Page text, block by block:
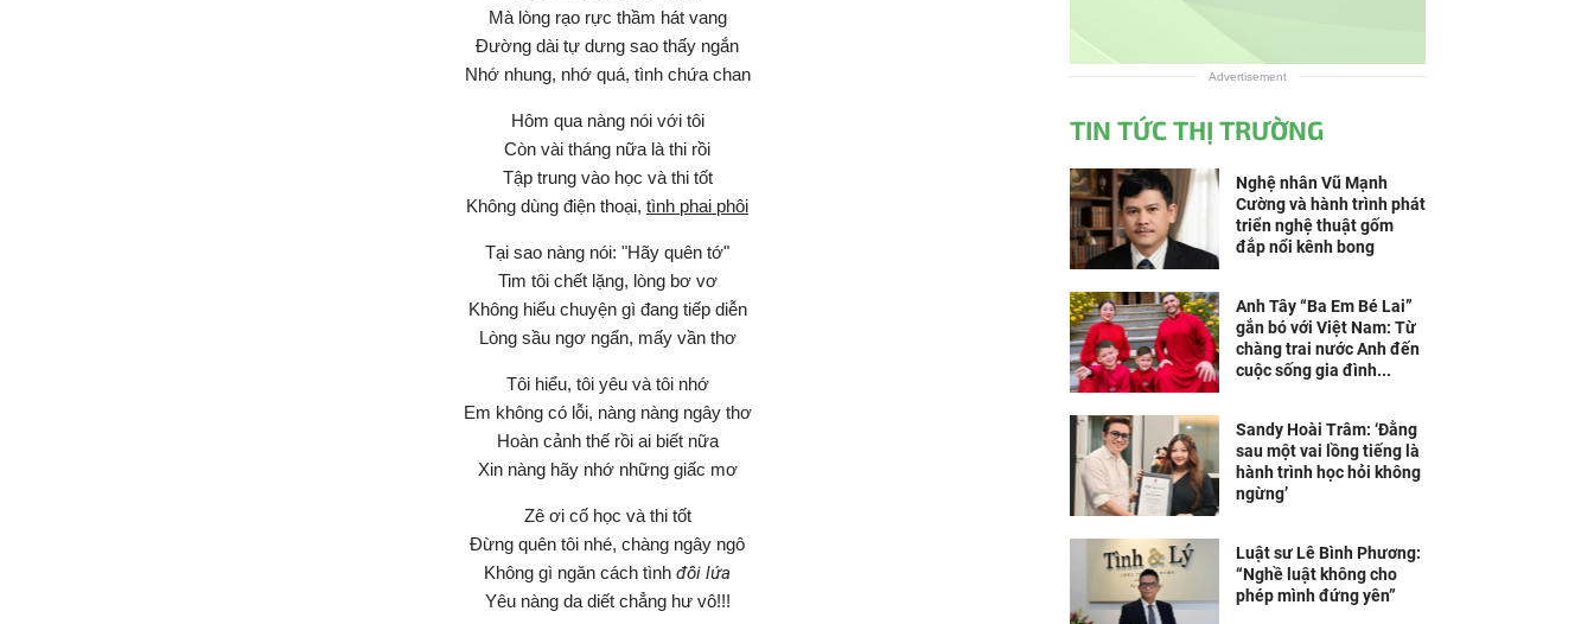
Mà lòng rạo rực thầm hát vang
Đường dài tự dưng sao thấy ngắn
Nhớ nhung, nhớ quá, tình chứa chan
Hôm qua nàng nói với tôi
Còn vài tháng nữa là thi rồi
Tập trung vào học và thi tốt
Không dùng điện thoại, tình phai phôi
Tại sao nàng nói: "Hãy quên tớ"
Tim tôi chết lặng, lòng bơ vơ
Không hiểu chuyện gì đang tiếp diễn
Lòng sầu ngơ ngẩn, mấy vần thơ
Tôi hiểu, tôi yêu và tôi nhớ
Em không có lỗi, nàng nàng ngây thơ
Hoàn cảnh thế rồi ai biết nữa
Xin nàng hãy nhớ những giấc mơ
Zê ơi cố học và thi tốt
Đừng quên tôi nhé, chàng ngây ngô
Không gì ngăn cách tình đôi lứa
Yêu nàng da diết chẳng hư vô!!!
Advertisement
TIN TỨC THỊ TRƯỜNG
Nghệ nhân Vũ Mạnh
Cường và hành trình phát
triển nghệ thuật gốm
đắp nổi kênh bong
Anh Tây “Ba Em Bé Lai”
gắn bó với Việt Nam: Từ
chàng trai nước Anh đến
cuộc sống gia đình...
Sandy Hoài Trâm: ‘Đằng
sau một vai lồng tiếng là
hành trình học hỏi không
ngừng’
Luật sư Lê Bình Phương:
“Nghề luật không cho
phép mình đứng yên”